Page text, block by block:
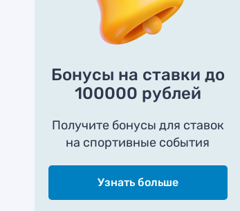
Бонусы на ставки до
100000 рублей
Получите бонусы для ставок
на спортивные события
Узнать больше